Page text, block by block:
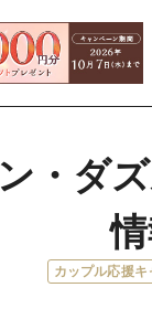
・ダ
カップル応援